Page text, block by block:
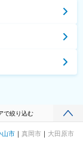
で絞り込む
山市 真岡市
大田原市